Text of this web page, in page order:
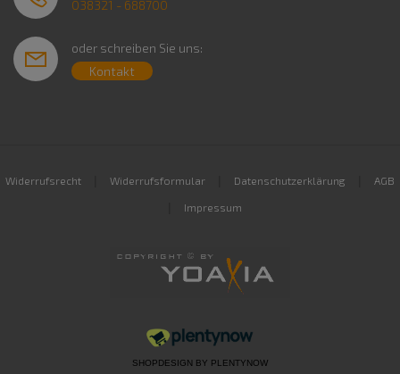
038321 - 688700
oder schreiben Sie uns:
Kontakt
Widerrufsrecht Widerrufsformular Datenschutzerklärung AGB
Impressum
SHOPDESIGN BY PLENTYNOW